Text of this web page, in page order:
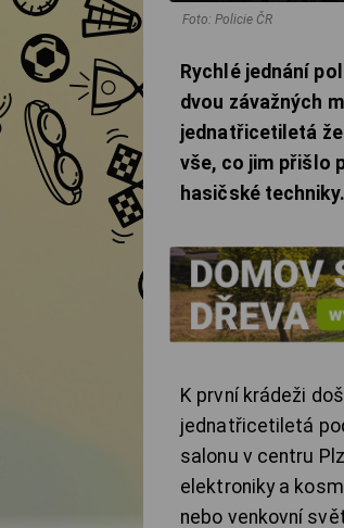
Foto: Policie ČR
Rychlé jednání
dvou závažných
jednatřicetiletá
vše, co jim přišlo
hasičské techniky.
K první krádeži
jednatřicetiletá
salonu v centru
elektroniky a
nebo venkovní